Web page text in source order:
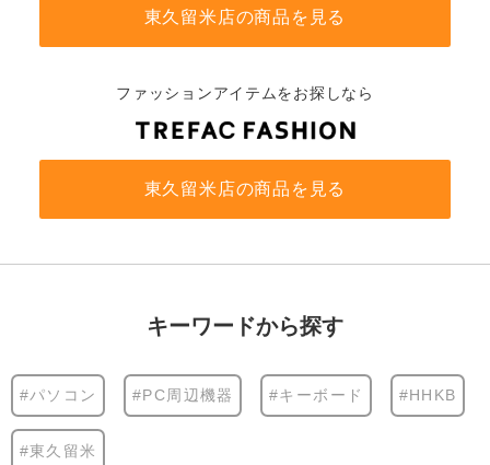
東久留米店の商品を見る
ファッションアイテムをお探しなら
東久留米店の商品を見る
キーワードから探す
#パソコン #PC周辺機器 #キーボード #HHKB
#東久留米